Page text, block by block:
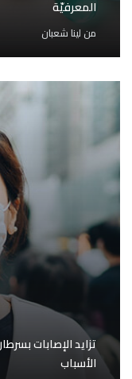
المعرفيّة
من لينا شعبان
تزايد الإصابات
الأسباب